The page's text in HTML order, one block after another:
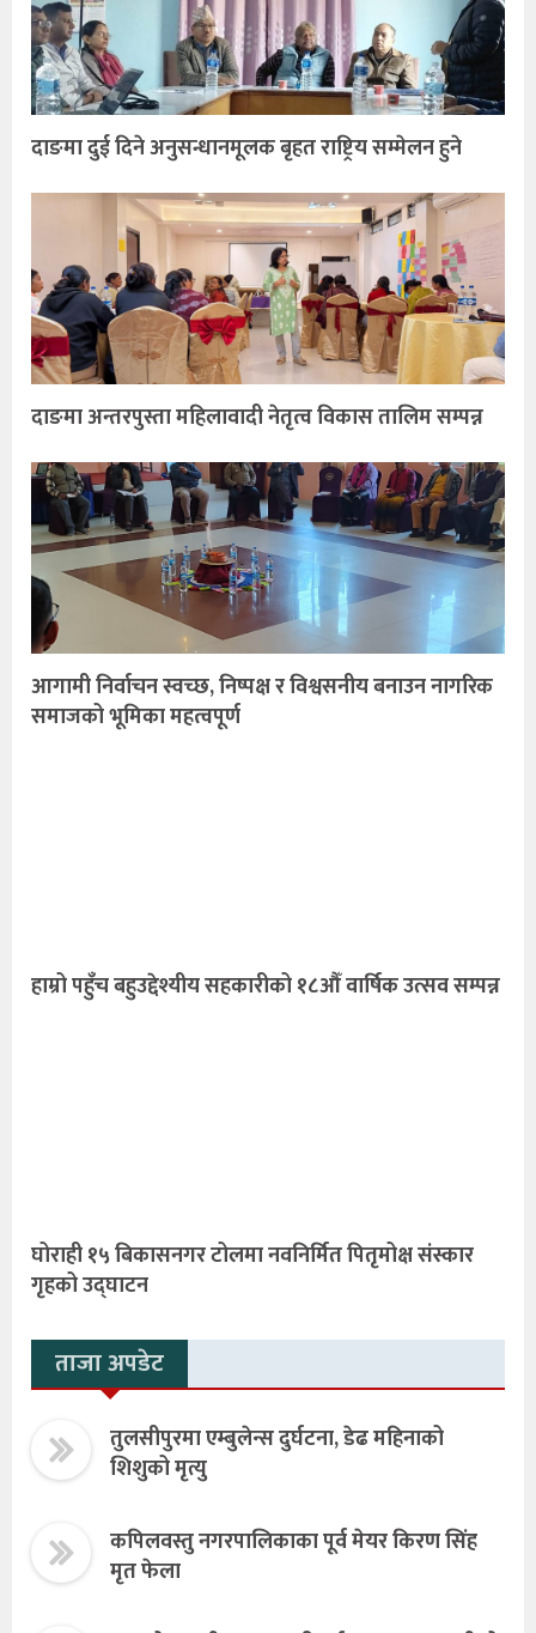
दाङमा दुई दिने अनुसन्धानमूलक बृहत राष्ट्रिय सम्मेलन हुने
दाङमा अन्तरपुस्ता महिलावादी नेतृत्व विकास तालिम सम्पन्न
आगामी निर्वाचन स्वच्छ, निष्पक्ष र विश्वसनीय बनाउन नागरिक
समाजको भूमिका महत्वपूर्ण
हाम्रो पहुँच बहुउद्देश्यीय सहकारीको १८औँ वार्षिक उत्सव सम्पन्न
घोराही १५ बिकासनगर टोलमा नवनिर्मित पितृमोक्ष संस्कार
गृहको उद्घाटन
ताजा अपडेट
तुलसीपुरमा एम्बुलेन्स दुर्घटना, डेढ महिनाको
शिशुको मृत्यु
कपिलवस्तु नगरपालिकाका पूर्व मेयर किरण सिंह
मृत फेला